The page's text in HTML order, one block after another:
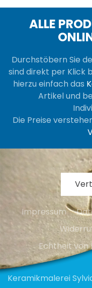
ALLE
Durchstöbern Sie
sind direkt per Klick
hierzu einfach das
Artikel und
Die Preise
Impressum
Echtheit von
Keramikmalerei